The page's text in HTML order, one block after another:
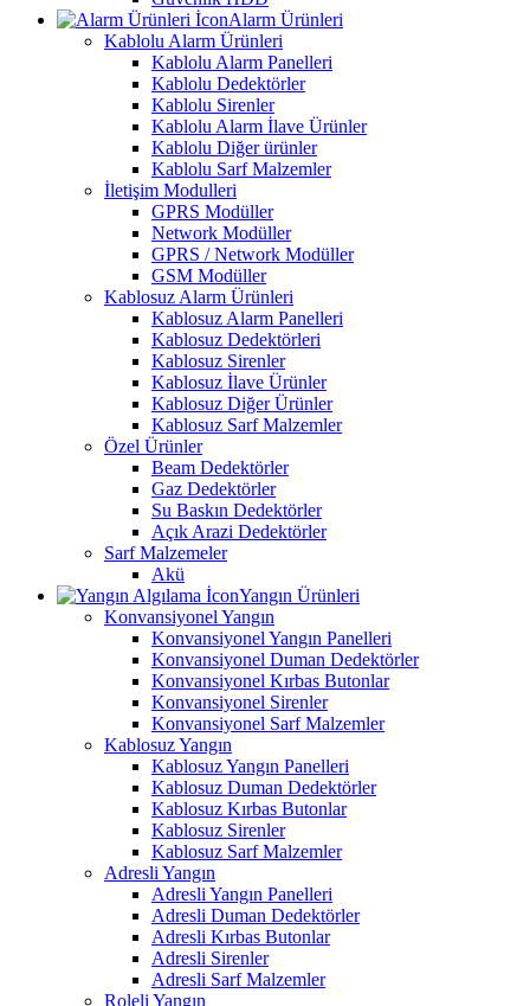
Alarm Ürünleri
Kablolu Alarm Ürünleri
Kablolu Alarm Panelleri
Kablolu Dedektörler
Kablolu Sirenler
Kablolu Alarm İlave Ürünler
Kablolu Diğer ürünler
Kablolu Sarf Malzemler
İletişim Modulleri
GPRS Modüller
Network Modüller
GPRS / Network Modüller
GSM Modüller
Kablosuz Alarm Ürünleri
Kablosuz Alarm Panelleri
Kablosuz Dedektörleri
Kablosuz Sirenler
Kablosuz İlave Ürünler
Kablosuz Diğer Ürünler
Kablosuz Sarf Malzemler
Özel Ürünler
Beam Dedektörler
Gaz Dedektörler
Su Baskın Dedektörler
Açık Arazi Dedektörler
Sarf Malzemeler
Akü
Yangın Ürünleri
Konvansiyonel Yangın
Konvansiyonel Yangın Panelleri
Konvansiyonel Duman Dedektörler
Konvansiyonel Kırbas Butonlar
Konvansiyonel Sirenler
Konvansiyonel Sarf Malzemler
Kablosuz Yangın
Kablosuz Yangın Panelleri
Kablosuz Duman Dedektörler
Kablosuz Kırbas Butonlar
Kablosuz Sirenler
Kablosuz Sarf Malzemler
Adresli Yangın
Adresli Yangın Panelleri
Adresli Duman Dedektörler
Adresli Kırbas Butonlar
Adresli Sirenler
Adresli Sarf Malzemler
Roleli Yangın